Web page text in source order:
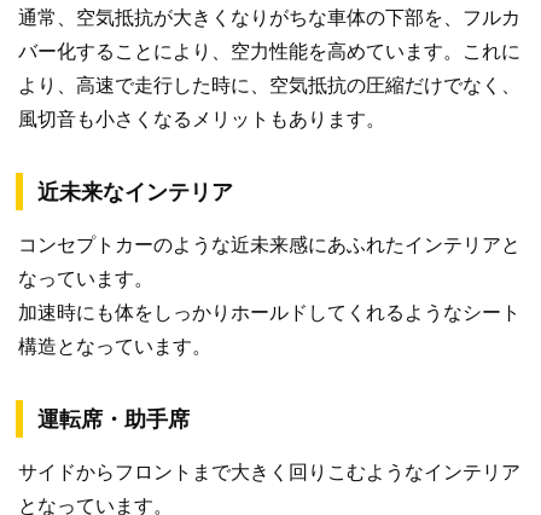
通常、空気抵抗が大きくなりがちな車体の下部を、フルカ
バー化することにより、空力性能を高めています。これに
より、高速で走行した時に、空気抵抗の圧縮だけでなく、
風切音も小さくなるメリットもあります。
近未来なインテリア
コンセプトカーのような近未来感にあふれたインテリアと
なっています。
加速時にも体をしっかりホールドしてくれるようなシート
構造となっています。
運転席・助手席
サイドからフロントまで大きく回りこむようなインテリア
となっています。